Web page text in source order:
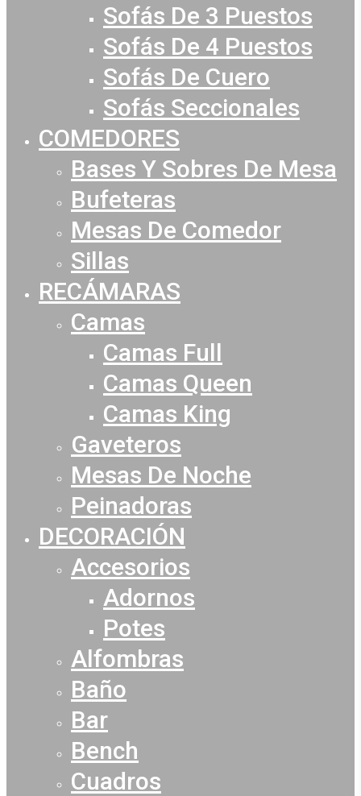
Sofás De 3 Puestos
Sofás De 4 Puestos
Sofás De Cuero
Sofás Seccionales
COMEDORES
Bases Y Sobres De Mesa
Bufeteras
Mesas De Comedor
Sillas
RECÁMARAS
Camas
Camas Full
Camas Queen
Camas King
Gaveteros
Mesas De Noche
Peinadoras
DECORACIÓN
Accesorios
Adornos
Potes
Alfombras
Baño
Bar
Bench
Cuadros